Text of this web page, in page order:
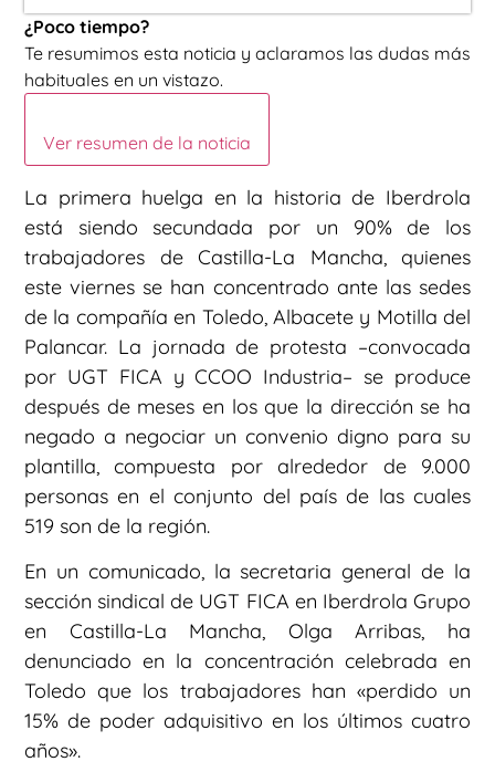
¿Poco tiempo?
Te resumimos esta noticia y aclaramos las dudas más
habituales en un vistazo.
Ver resumen de la noticia
La primera huelga en la historia de Iberdrola
está siendo secundada por un 90% de los
trabajadores de Castilla-La Mancha, quienes
este viernes se han concentrado ante las sedes
de la compañía en Toledo, Albacete y Motilla del
Palancar. La jornada de protesta –convocada
por UGT FICA y CCOO Industria– se produce
después de meses en los que la dirección se ha
negado a negociar un convenio digno para su
plantilla, compuesta por alrededor de 9.000
personas en el conjunto del país de las cuales
519 son de la región.
En un comunicado, la secretaria general de la
sección sindical de UGT FICA en Iberdrola Grupo
en Castilla-La Mancha, Olga Arribas, ha
denunciado en la concentración celebrada en
Toledo que los trabajadores han «perdido un
15% de poder adquisitivo en los últimos cuatro
años».